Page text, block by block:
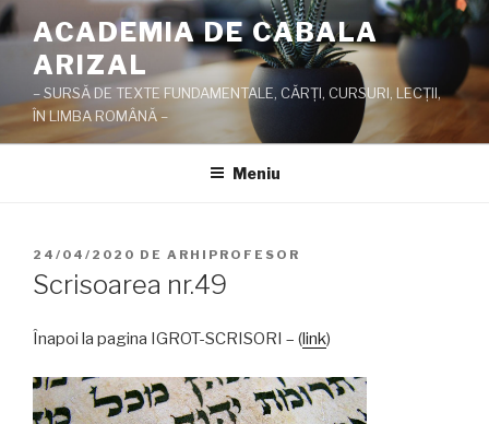
Sari
la
conținut
ACADEMIA DE CABALA
ARIZAL
– SURSĂ DE TEXTE FUNDAMENTALE, CĂRŢI, CURSURI, LECŢII,
ÎN LIMBA ROMÂNĂ –
Meniu
PUBLICAT
PE
24/04/2020 DE ARHIPROFESOR
Scrisoarea nr.49
Înapoi la pagina IGROT-SCRISORI – (link)